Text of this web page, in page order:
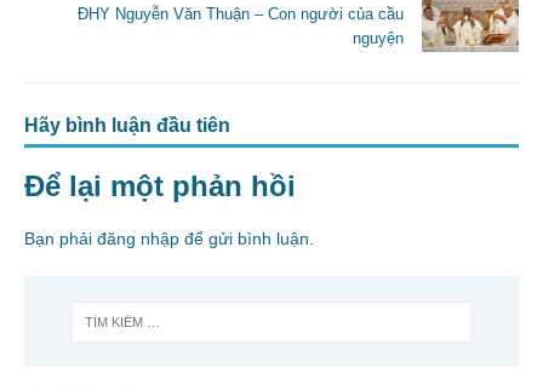
ĐHY Nguyễn Văn Thuận – Con người của cầu
nguyện
Hãy bình luận đầu tiên
Để lại một phản hồi
Bạn phải đăng nhập để gửi bình luận.